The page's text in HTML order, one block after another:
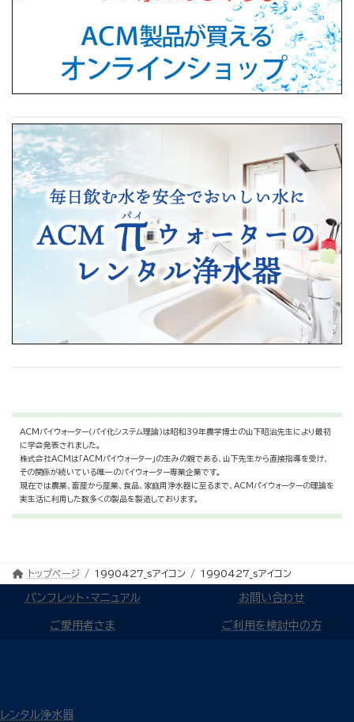
ACMパイウォーター（パイ化システム理論）は昭和39年農学博士の山下昭治先生により最初
に学会発表されました。
株式会社ACMは「ACMパイウォーター」の生みの親である、山下先生から直接指導を受け、
その関係が続いている唯一のパイウォーター専業企業です。
現在では農業、畜産から産業、食品、家庭用浄水器に至るまで、ACMパイウォーターの理論を
実生活に利用した数多くの製品を製造しております。
トップページ 1990427_sアイコン 1990427_sアイコン
パンフレット・マニュアル お問い合わせ
ご愛用者さま ご利用を検討中の方
レンタル浄水器